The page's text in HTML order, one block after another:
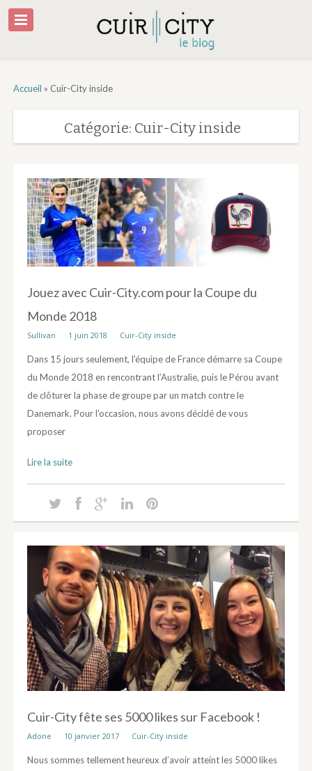
Accueil » Cuir-City inside
Catégorie: Cuir-City inside
Jouez avec Cuir-City.com pour la Coupe du
Monde 2018
Sullivan 1 juin 2018 Cuir-City inside
Dans 15 jours seulement, l’équipe de France démarre sa Coupe
du Monde 2018 en rencontrant l’Australie, puis le Pérou avant
de clôturer la phase de groupe par un match contre le
Danemark. Pour l’occasion, nous avons décidé de vous
proposer
Lire la suite
Cuir-City fête ses 5000 likes sur Facebook !
Adone 10 janvier 2017 Cuir-City inside
Nous sommes tellement heureux d’avoir atteint les 5000 likes